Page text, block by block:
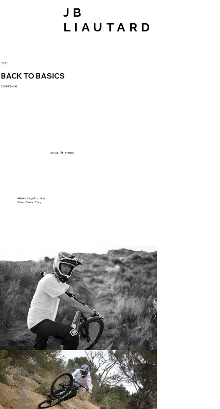
JB
LIAUTARD
COMMENCAL
BACK TO BASICS
2021
Ille-sur-Têt - France
Athlète : Hugo Frixtalon
Vidéo : Gaetan Clary